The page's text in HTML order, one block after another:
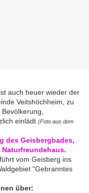
auch heuer wieder der
Veitshöchheim, zu
einlädt (Foto aus dem
des Geisbergbades,
vom Geisberg ins
"Gebranntes
über: